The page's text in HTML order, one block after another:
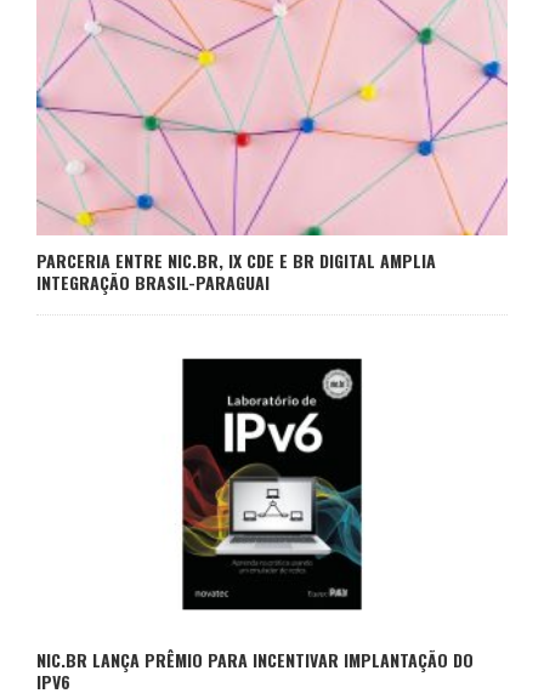
PARCERIA ENTRE NIC.BR, IX CDE E BR DIGITAL AMPLIA
INTEGRAÇÃO BRASIL-PARAGUAI
NIC.BR LANÇA PRÊMIO PARA INCENTIVAR IMPLANTAÇÃO DO
IPV6